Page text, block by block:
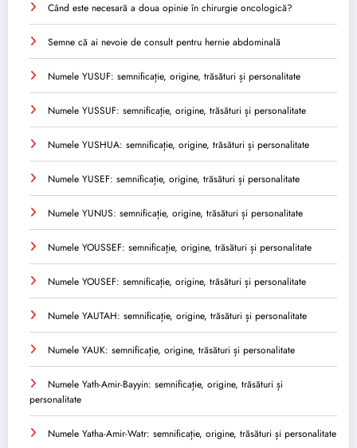
Când este necesară a doua opinie în chirurgie oncologică?
Semne că ai nevoie de consult pentru hernie abdominală
Numele YUSUF: semnificație, origine, trăsături și personalitate
Numele YUSSUF: semnificație, origine, trăsături și personalitate
Numele YUSHUA: semnificație, origine, trăsături și personalitate
Numele YUSEF: semnificație, origine, trăsături și personalitate
Numele YUNUS: semnificație, origine, trăsături și personalitate
Numele YOUSSEF: semnificație, origine, trăsături și personalitate
Numele YOUSEF: semnificație, origine, trăsături și personalitate
Numele YAUTAH: semnificație, origine, trăsături și personalitate
Numele YAUK: semnificație, origine, trăsături și personalitate
Numele Yath-Amir-Bayyin: semnificație, origine, trăsături și
personalitate
Numele Yatha-Amir-Watr: semnificație, origine, trăsături și personalitate